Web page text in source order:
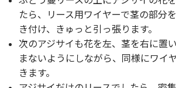
たら、リース用ワイヤーで茎の部分
き付け、きゅっと引っ張ります。
次のアジサイも花を左、茎を右に置
まないようにしながら、同様にワイ
きます。